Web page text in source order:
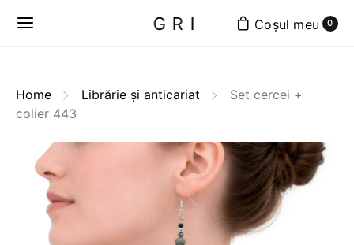
GRI 0
Home Librărie și anticariat
Set cercei +
colier 443